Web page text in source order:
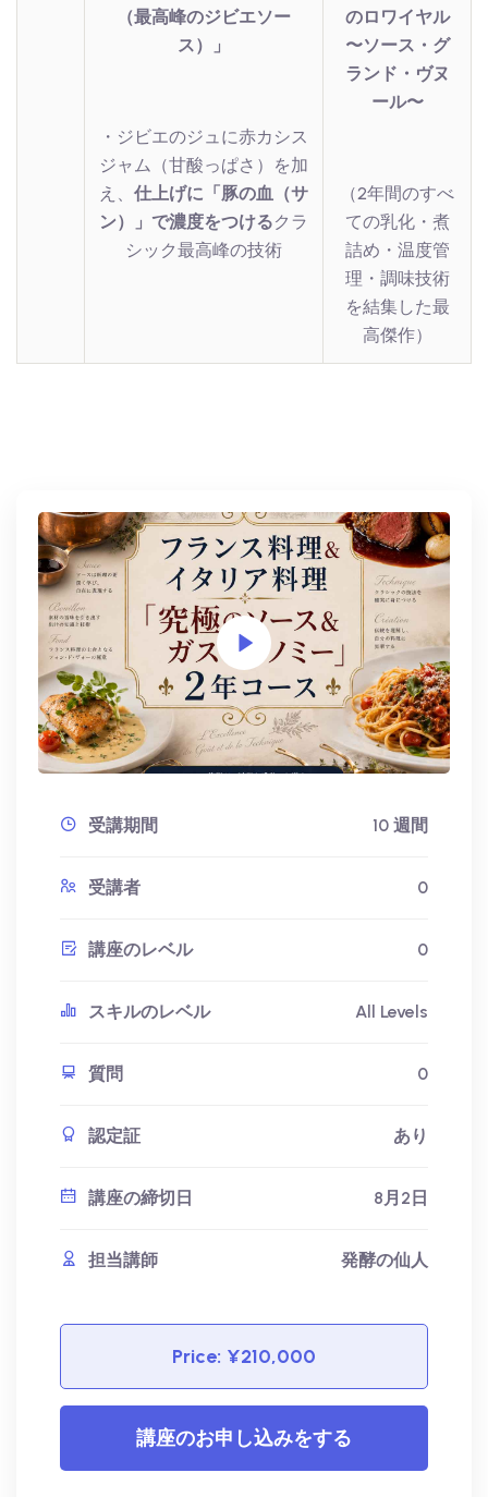
（最高峰のジビエソー
ス）」
・ジビエのジュに赤カシス
ジャム（甘酸っぱさ）を加
え、 仕上げに「豚の血（サ
ン）」で濃度をつけるクラ
シック最高峰の技術
のロワイヤル
〜ソース・グ
ランド・ヴヌ
ール〜
（2年間のすべ
ての乳化・煮
詰め・温度管
理・調味技術
を結集した最
高傑作）
受講期間 10 週間
受講者 0
講座のレベル 0
スキルのレベル All Levels
質問 0
認定証 あり
講座の締切日 8月2日
担当講師 発酵の仙人
Price: ¥210,000
講座のお申し込みをする